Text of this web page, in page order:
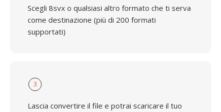
Scegli 8svx o qualsiasi altro formato che ti serva
come destinazione (più di 200 formati
supportati)
3
Lascia convertire il file e potrai scaricare il tuo